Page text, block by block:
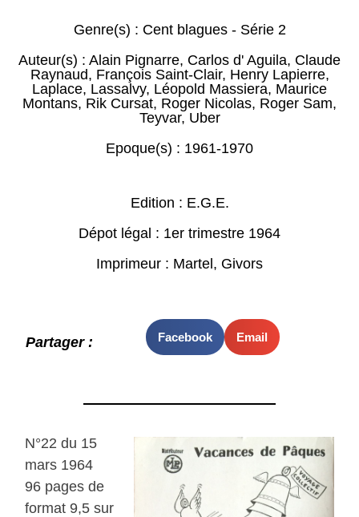
Genre(s) : Cent blagues - Série 2
Auteur(s) : Alain Pignarre, Carlos d' Aguila, Claude
Raynaud, François Saint-Clair, Henry Lapierre,
Laplace, Lassalvy, Léopold Massiera, Maurice
Montans, Rik Cursat, Roger Nicolas, Roger Sam,
Teyvar, Uber
Epoque(s) : 1961-1970
Edition : E.G.E.
Dépot légal : 1er trimestre 1964
Imprimeur : Martel, Givors
Partager : Facebook Email
N°22 du 15
mars 1964
96 pages de
format 9,5 sur